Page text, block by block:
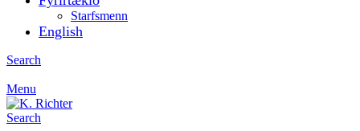
Starfsmenn
English
Search
Menu
Search